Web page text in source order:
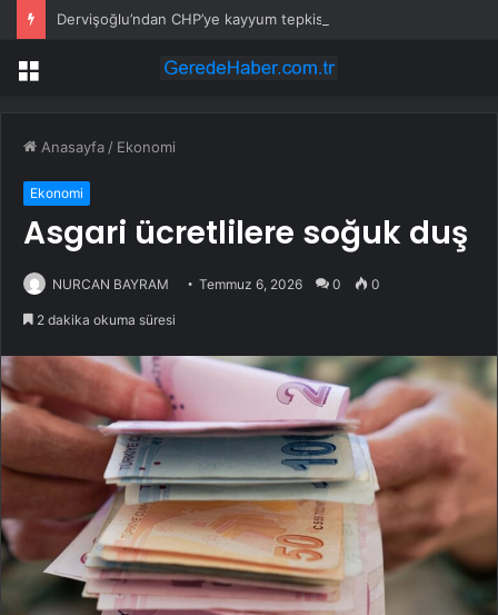
Dervişoğlu’ndan CHP’ye kayyum tepkisi
Menü
Anasayfa / Ekonomi
Ekonomi
Asgari ücretlilere soğuk duş
NURCAN BAYRAM Temmuz 6, 2026 0 0
2 dakika okuma süresi